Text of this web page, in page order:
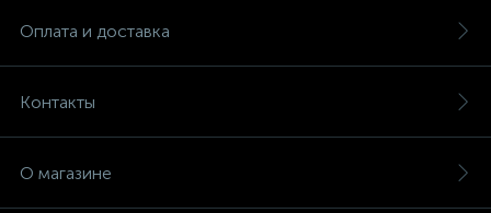
Оплата и доставка
Контакты
О магазине